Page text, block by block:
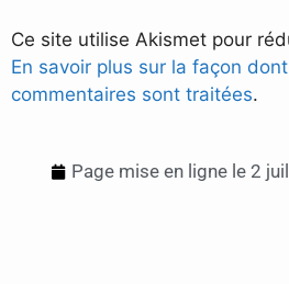
Ce site utilise Akismet pour
En savoir plus sur la façon
commentaires sont traitées.
Page mise en ligne le 2